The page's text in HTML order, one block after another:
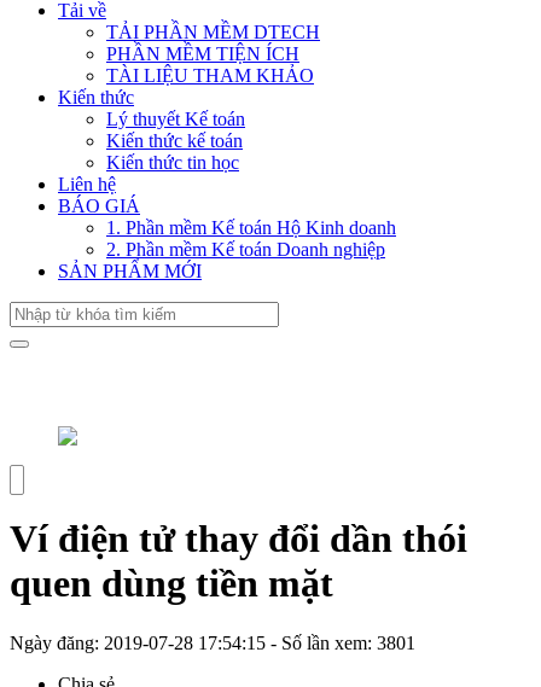
Tải về
TẢI PHẦN MỀM DTECH
PHẦN MỀM TIỆN ÍCH
TÀI LIỆU THAM KHẢO
Kiến thức
Lý thuyết Kế toán
Kiến thức kế toán
Kiến thức tin học
Liên hệ
BÁO GIÁ
1. Phần mềm Kế toán Hộ Kinh doanh
2. Phần mềm Kế toán Doanh nghiệp
SẢN PHẨM MỚI
Ví điện tử thay đổi dần thói
quen dùng tiền mặt
Ngày đăng: 2019-07-28 17:54:15 - Số lần xem: 3801